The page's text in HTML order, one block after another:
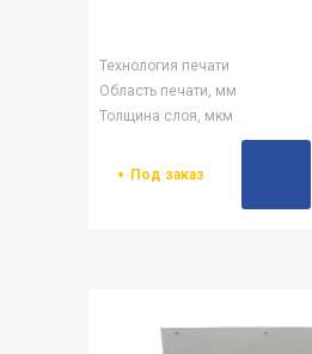
Технология печати
Область печати, мм
Толщина слоя, мкм
Под заказ